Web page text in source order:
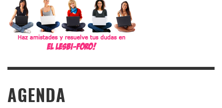
AGENDA